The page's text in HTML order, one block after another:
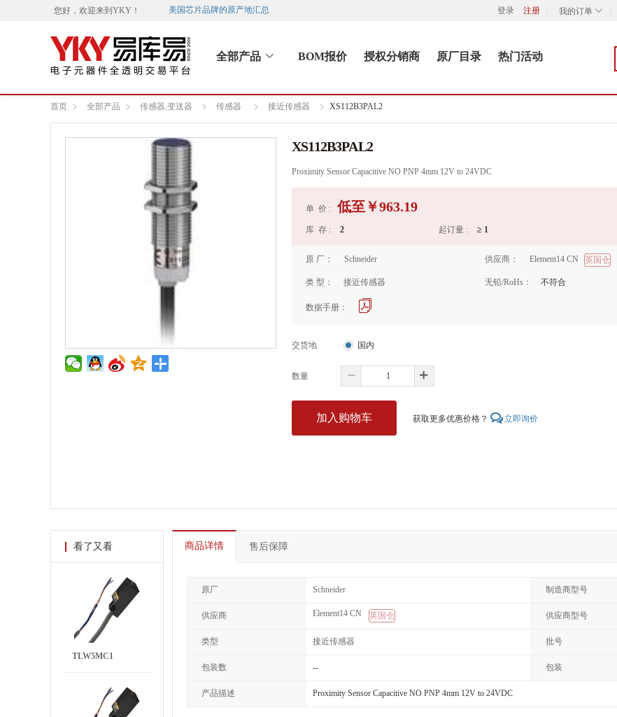
您好，欢迎来到 YKY ！ 美国芯片品牌的原产地汇总 登录 注册 我的订单
全部产品 BOM报价 授权分销商 原厂目录 热门活动
首页 全部产品 传感器,变送器 传感器 接近传感器 XS112B3PAL2
XS112B3PAL2
Proximity Sensor Capacitive NO PNP 4mm 12V to 24VDC
单 价 : 低至￥963.19
库 存 : 2 起订量 : ≥ 1
原 厂： Schneider
类 型： 接近传感器
供应商： Element14 CN 英国仓
无铅/RoHs： 不符合
数据手册：
交货地 国内
数量
加入购物车 获取更多优惠价格？ 立即询价
看了又看
TLW5MC1
商品详情 售后保障
原厂 Schneider 制造商型号
供应商 Element14 CN 英国仓 供应商型号
类型 接近传感器 批号
包装数 -- 包装
产品描述 Proximity Sensor Capacitive NO PNP 4mm 12V to 24VDC